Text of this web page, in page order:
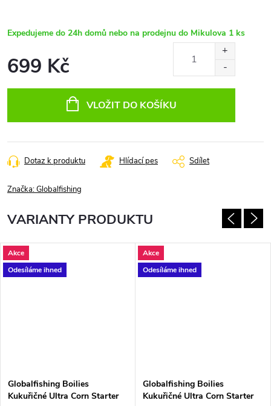
Expedujeme do 24h domů nebo na prodejnu do Mikulova 1 ks
699 Kč
VLOŽIT DO KOŠÍKU
Dotaz k produktu Hlídací pes Sdílet
Značka:Globalfishing
VARIANTY PRODUKTU
Akce
Odesíláme ihned
Globalfishing Boilies
Kukuřičné Ultra Corn Starter
Akce
Odesíláme ihned
Globalfishing Boilies
Kukuřičné Ultra Corn Starter